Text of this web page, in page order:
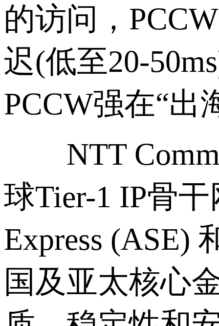
的访问，
迟(低至20-
PCCW强在“出
NTT
球Tier-1 IP骨
Express (ASE)
国及亚太核心